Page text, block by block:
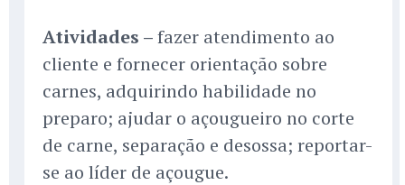
Atividades –fazer atendimento ao
cliente e fornecer orientação sobre
carnes, adquirindo habilidade no
preparo; ajudar o açougueiro no corte
de carne, separação e desossa; reportar-
se ao líder de açougue.